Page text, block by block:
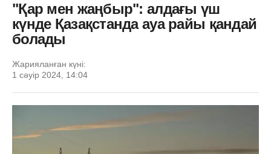
"Қар мен жаңбыр": алдағы үш
күнде Қазақстанда ауа райы қандай
болады
Жарияланған күні:
1 сәуір 2024, 14:04